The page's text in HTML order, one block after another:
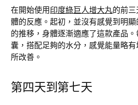
在開始使用印度綠巨人增大丸的前
體的反應。起初，並沒有感覺到明
的推移，身體逐漸適應了這款產品
囊，搭配足夠的水分，感覺能量略
所改善。
第四天到第七天